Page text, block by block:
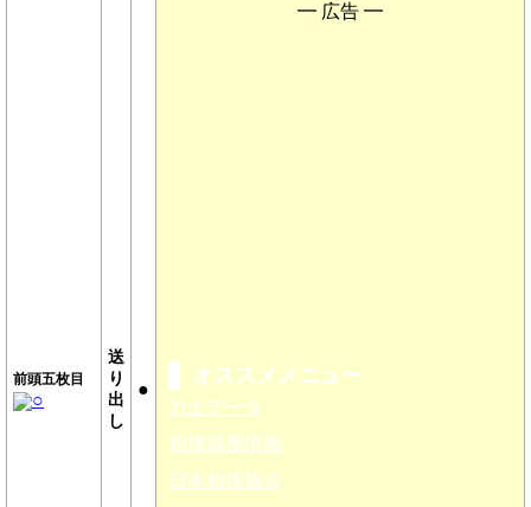
前頭五枚目
○
送
り
出
し
●
━ 広告 ━
オススメメニュー
力士データ
相撲部屋情報
日本相撲協会